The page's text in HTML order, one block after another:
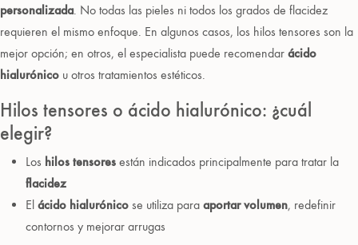
personalizada. No todas las pieles ni todos los grados de flacidez
requieren el mismo enfoque. En algunos casos, los hilos tensores son la
mejor opción; en otros, el especialista puede recomendar ácido
hialurónico u otros tratamientos estéticos.
Hilos tensores o ácido hialurónico: ¿cuál
elegir?
Los hilos tensores están indicados principalmente para tratar la
flacidez
El ácido hialurónico se utiliza para aportar volumen, redefinir
contornos y mejorar arrugas